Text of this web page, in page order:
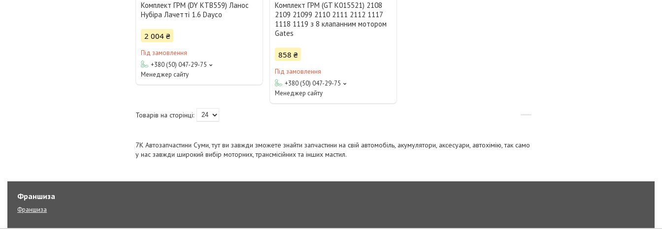
Комплект ГРМ (DY KTB559) Ланос
Нубіра Лачетті 1.6 Dayco
2 004 ₴
Під замовлення
+380 (50) 047-29-75
Менеджер сайту
Комплект ГРМ (GT K015521) 2108
2109 21099 2110 2111 2112 1117
1118 1119 з 8 клапанним мотором
Gates
858 ₴
Під замовлення
+380 (50) 047-29-75
Менеджер сайту
7К Автозапчастини Суми, тут ви завжди зможете знайти запчастини на свій автомобіль, акумулятори, аксесуари, автохімію, так само
у нас завжди широкий вибір моторних, трансмісійних та інших мастил.
Франшиза
Франшиза